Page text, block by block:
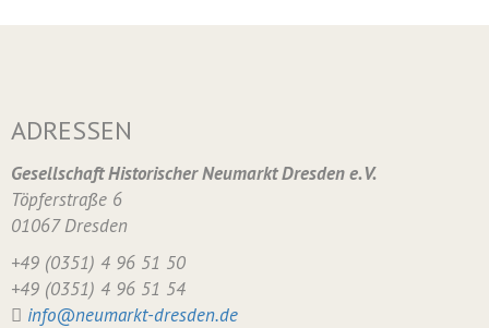
ADRESSEN
Gesellschaft Historischer Neumarkt Dresden e. V.
Töpferstraße 6
01067 Dresden
+49 (0351) 4 96 51 50
+49 (0351) 4 96 51 54
info@neumarkt-dresden.de